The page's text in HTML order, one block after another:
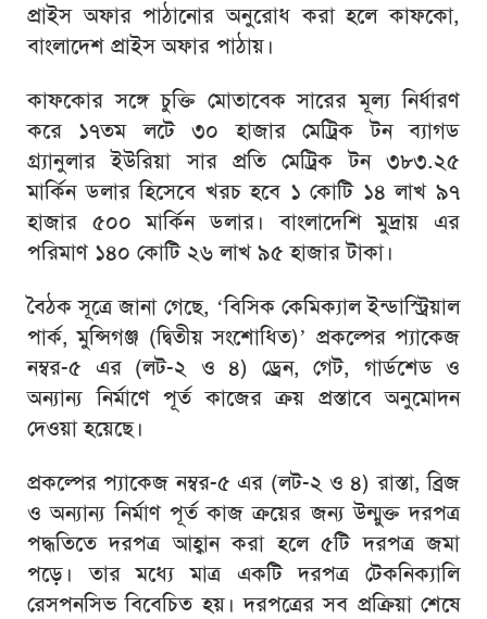
প্রাইস অফার পাঠানোর অনুরোধ করা হলে কাফকো,
বাংলাদেশ প্রাইস অফার পাঠায়।
কাফকোর সঙ্গে চুক্তি মোতাবেক সারের মূল্য নির্ধারণ
করে ১৭তম লটে ৩০ হাজার মেট্রিক টন ব্যাগড
গ্র্যানুলার ইউরিয়া সার প্রতি মেট্রিক টন ৩৮৩.২৫
মার্কিন ডলার হিসেবে খরচ হবে ১ কোটি ১৪ লাখ ৯৭
হাজার ৫০০ মার্কিন ডলার। বাংলাদেশি মুদ্রায় এর
পরিমাণ ১৪০ কোটি ২৬ লাখ ৯৫ হাজার টাকা।
বৈঠক সূত্রে জানা গেছে, ‘বিসিক কেমিক্যাল ইন্ডাস্ট্রিয়াল
পার্ক, মুন্সিগঞ্জ (দ্বিতীয় সংশোধিত)’ প্রকল্পের প্যাকেজ
নম্বর-৫ এর (লট-২ ও ৪) ড্রেন, গেট, গার্ডশেড ও
অন্যান্য নির্মাণে পূর্ত কাজের ক্রয় প্রস্তাবে অনুমোদন
দেওয়া হয়েছে।
প্রকল্পের প্যাকেজ নম্বর-৫ এর (লট-২ ও ৪) রাস্তা, ব্রিজ
ও অন্যান্য নির্মাণ পূর্ত কাজ ক্রয়ের জন্য উন্মুক্ত দরপত্র
পদ্ধতিতে দরপত্র আহ্বান করা হলে ৫টি দরপত্র জমা
পড়ে। তার মধ্যে মাত্র একটি দরপত্র টেকনিক্যালি
রেসপনসিভ বিবেচিত হয়। দরপত্রের সব প্রক্রিয়া শেষে